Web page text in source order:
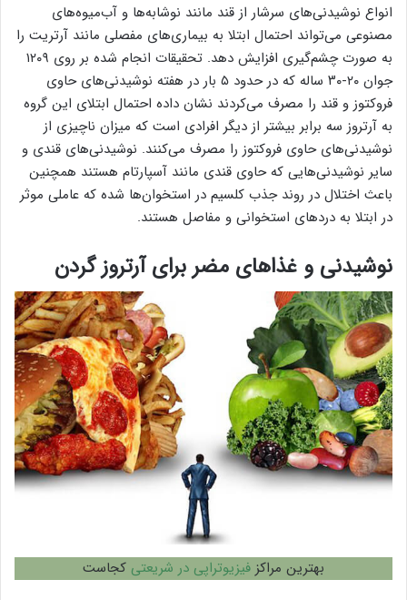
انواع نوشیدنی‌های سرشار از قند مانند نوشابه‌ها و آب‌میوه‌های
مصنوعی می‌تواند احتمال ابتلا به بیماری‌های مفصلی مانند آرتریت را
به صورت چشم‌گیری افزایش دهد. تحقیقات انجام شده بر روی ۱۲۰۹
جوان ۲۰-۳۰ ساله که در حدود ۵ بار در هفته نوشیدنی‌های حاوی
فروکتوز و قند را مصرف می‌کردند نشان داده احتمال ابتلای این گروه
به آرتروز سه برابر بیشتر از دیگر افرادی است که میزان ناچیزی از
نوشیدنی‌های حاوی فروکتوز را مصرف می‌کنند. نوشیدنی‌های قندی و
سایر نوشیدنی‌هایی که حاوی قندی مانند آسپارتام هستند همچنین
باعث اختلال در روند جذب کلسیم در استخوان‌ها شده که عاملی موثر
در ابتلا به دردهای استخوانی و مفاصل هستند.
نوشیدنی و غذاهای مضر برای آرتروز گردن
بهترین مراکز فیزیوتراپی در شریعتی کجاست